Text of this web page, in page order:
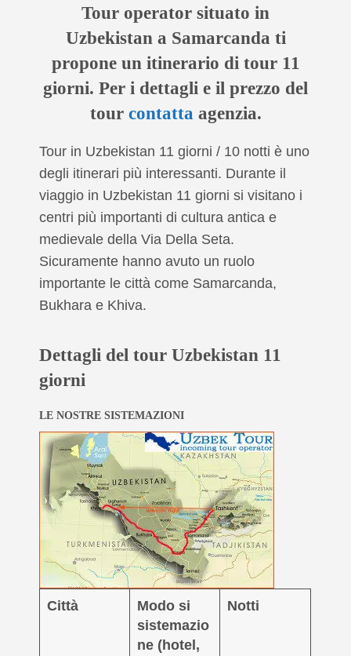
Tour operator situato in
Uzbekistan a Samarcanda ti
propone un itinerario di tour 11
giorni. Per i dettagli e il prezzo del
tour contattaagenzia.
Tour in Uzbekistan 11 giorni / 10 notti è uno
degli itinerari più interessanti. Durante il
viaggio in Uzbekistan 11 giorni si visitano i
centri più importanti di cultura antica e
medievale della Via Della Seta.
Sicuramente hanno avuto un ruolo
importante le città come Samarcanda,
Bukhara e Khiva.
Dettagli del tour Uzbekistan 11
giorni
LE NOSTRE SISTEMAZIONI
Città
Modo si
sistemazio
ne (hotel,
Notti